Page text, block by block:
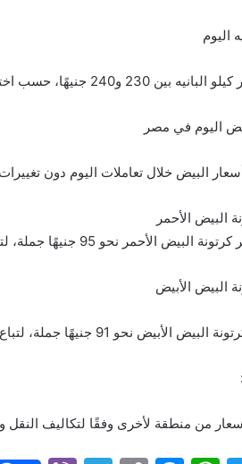
اليوم
230 و240 جنيهًا، حسب اختلاف الأسواق.
اليوم في مصر
البيض خلال تعاملات اليوم دون
البيض الأحمر
نحو 95 جنيهًا جملة، لتباع للمستهلك بسعر 105 جنيهات.
البيض الأبيض
نحو 91 جنيهًا جملة، لتباع للمستهلك بسعر 101 جنيه.
من منطقة لأخرى وفقًا لتكاليف